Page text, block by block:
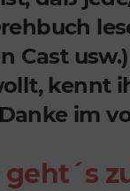
Cast
kennt
im
geht´s